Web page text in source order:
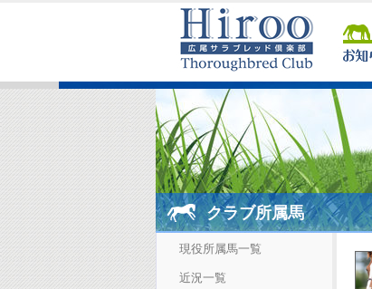
クラブ所属馬
現役所属馬一覧
近況一覧